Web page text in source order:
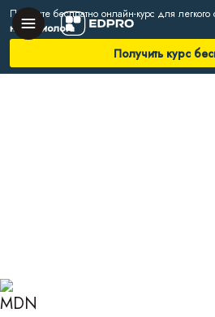
Получите бесплатно онлайн-курс для легкого
нутрициолога
Получить курс